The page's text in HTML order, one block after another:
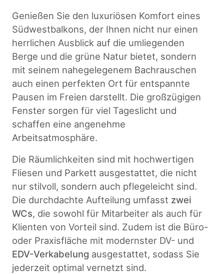
Genießen Sie den luxuriösen Komfort eines
Südwestbalkons, der Ihnen nicht nur einen
herrlichen Ausblick auf die umliegenden
Berge und die grüne Natur bietet, sondern
mit seinem nahegelegenem Bachrauschen
auch einen perfekten Ort für entspannte
Pausen im Freien darstellt. Die großzügigen
Fenster sorgen für viel Tageslicht und
schaffen eine angenehme
Arbeitsatmosphäre.
Die Räumlichkeiten sind mit hochwertigen
Fliesen und Parkett ausgestattet, die nicht
nur stilvoll, sondern auch pflegeleicht sind.
Die durchdachte Aufteilung umfasst zwei
WCs, die sowohl für Mitarbeiter als auch für
Klienten von Vorteil sind. Zudem ist die Büro-
oder Praxisfläche mit modernster DV- und
EDV-Verkabelung ausgestattet, sodass Sie
jederzeit optimal vernetzt sind.